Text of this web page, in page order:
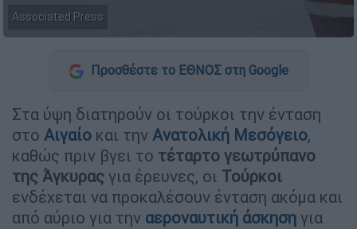
Associated Press
Προσθέστε το ΕΘΝΟΣ στη Google
Στα ύψη διατηρούν οι τούρκοι την ένταση
στο Αιγαίο και την Ανατολική Μεσόγειο,
καθώς πριν βγει το τέταρτο γεωτρύπανο
της Άγκυρας για έρευνες, οι Τούρκοι
ενδέχεται να προκαλέσουν ένταση ακόμα και
από αύριο για την αεροναυτική άσκηση για